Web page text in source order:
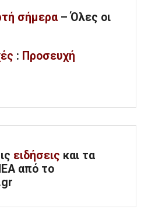
σήμερα – Όλες οι
: Προσευχή
ειδήσεις και τα
από το